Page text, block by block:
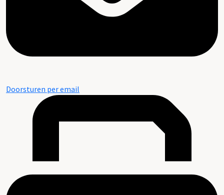
Doorsturen per email